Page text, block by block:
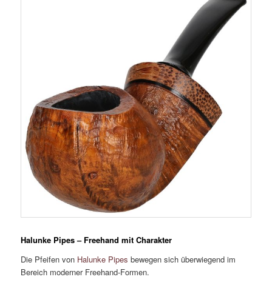
Halunke Pipes – Freehand mit Charakter
Die Pfeifen von Halunke Pipes bewegen sich überwiegend im
Bereich moderner Freehand-Formen.